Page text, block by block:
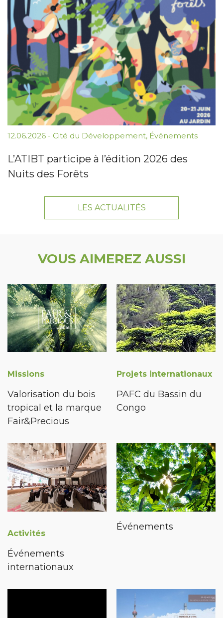
12.06.2026 - Cité du Développement, Événements
L’ATIBT participe à l’édition 2026 des
Nuits des Forêts
LES ACTUALITÉS
VOUS AIMEREZ AUSSI
Missions
Valorisation du bois
tropical et la marque
Fair&Precious
Projets internationaux
PAFC du Bassin du
Congo
Activités
Événements
internationaux
Événements